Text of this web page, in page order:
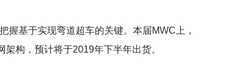
握基于实现弯道超车的关键。本届MWC上，
构，预计将于2019年下半年出货。